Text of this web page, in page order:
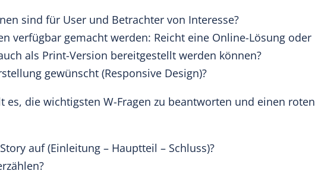
sind für User und Betrachter von Interesse?
verfügbar gemacht werden: Reicht eine Online-Lösung oder
als Print-Version bereitgestellt werden können?
gewünscht (Responsive Design)?
es, die wichtigsten W-Fragen zu beantworten und einen roten
auf (Einleitung – Hauptteil – Schluss)?